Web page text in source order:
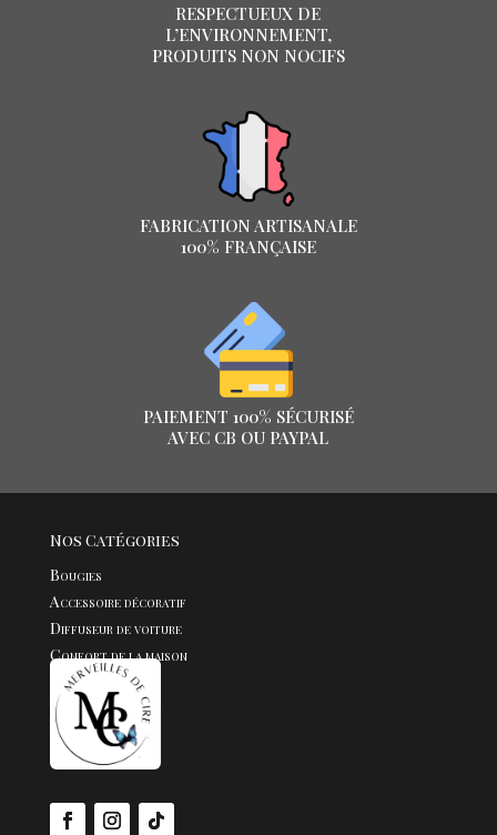
RESPECTUEUX DE
L’ENVIRONNEMENT,
PRODUITS NON NOCIFS
FABRICATION ARTISANALE
100% FRANÇAISE
PAIEMENT 100% SÉCURISÉ
AVEC CB OU PAYPAL
Nos Catégories
Bougies
Accessoire décoratif
Diffuseur de voiture
Confort de la maison
Fondants
Bijoux